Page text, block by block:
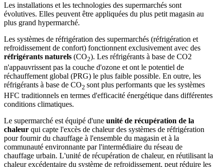
Les installations et les technologies des supermarchés sont
évolutives. Elles peuvent être appliquées du plus petit magasin au
plus grand hypermarché.
Les systèmes de réfrigération des supermarchés (réfrigération et
refroidissement de confort) fonctionnent exclusivement avec des
réfrigérants naturels (CO2). Les réfrigérants à base de CO2
n'appauvrissent pas la couche d'ozone et ont le potentiel de
réchauffement global (PRG) le plus faible possible. En outre, les
réfrigérants à base de CO2 sont plus performants que les systèmes
HFC traditionnels en termes d'efficacité énergétique dans différentes
conditions climatiques.
Le supermarché est équipé d'une unité de récupération de la
chaleur qui capte l'excès de chaleur des systèmes de réfrigération
pour fournir du chauffage à l'ensemble du magasin et à la
communauté environnante par l'intermédiaire du réseau de
chauffage urbain. L'unité de récupération de chaleur, en réutilisant la
chaleur excédentaire du système de refroidissement, peut réduire les